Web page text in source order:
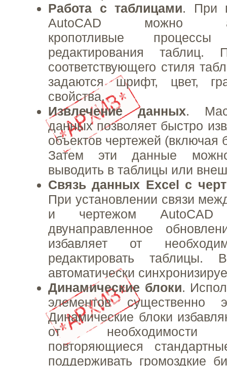
Работа с таблицами. При
AutoCAD можно
кропотливые
редактирования таблиц.
соответствующего стиля
задаются шрифт, цвет,
свойства.
Извлечение данных.
данных позволяет быстро
объектов чертежей (включая
Затем эти данные можно
выводить в таблицы или
Связь данных Excel с
При установлении связи
и чертежом AutoCAD
двунаправленное
избавляет от
редактировать таблицы.
автоматически
Динамические блоки.
элементов существенно
Динамические блоки
от необходимости
повторяющиеся
поддерживать громоздкие